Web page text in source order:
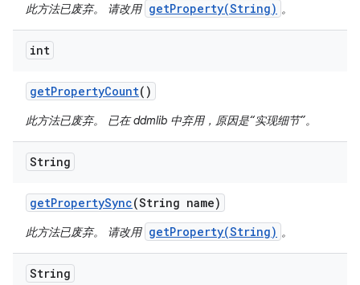
此方法已废弃。 请改用 getProperty(String) 。
int
getPropertyCount()
此方法已废弃。 已在 ddmlib 中弃用，原因是“实现细节”。
String
getPropertySync(String name)
此方法已废弃。 请改用 getProperty(String) 。
String